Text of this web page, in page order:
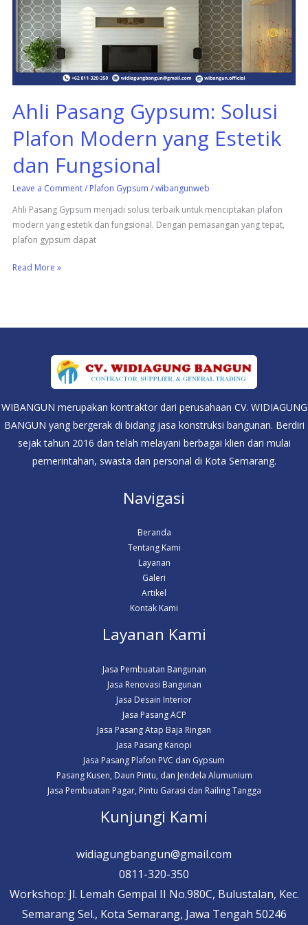
Ahli Pasang Gypsum: Solusi
Plafon Modern yang Estetik
dan Fungsional
Leave a Comment / Plafon Gypsum /wibangunweb
Ahli Pasang Gypsum menjadi solusi terbaik untuk menciptakan plafon
modern yang estetik dan fungsional. Dengan pemasangan yang tepat,
plafon gypsum dapat
Plafon
Modern
yang
Estetik
dan
Read More »
WIBANGUN merupakan kontraktor dari perusahaan CV. WIDIAGUNG
BANGUN yang bergerak di bidang jasa konstruksi bangunan. Berdiri
sejak tahun 2016 dan telah melayani berbagai klien dari mulai
pemerintahan, swasta dan personal di Kota Semarang.
Navigasi
Beranda
Tentang Kami
Layanan
Galeri
Artikel
Kontak Kami
Layanan Kami
Jasa Pembuatan Bangunan
Jasa Renovasi Bangunan
Jasa Desain Interior
Jasa Pasang ACP
Jasa Pasang Atap Baja Ringan
Jasa Pasang Kanopi
Jasa Pasang Plafon PVC dan Gypsum
Pasang Kusen, Daun Pintu, dan Jendela Alumunium
Jasa Pembuatan Pagar, Pintu Garasi dan Railing Tangga
Kunjungi Kami
widiagungbangun@gmail.com
0811-320-350
Workshop: Jl. Lemah Gempal II No.980C, Bulustalan, Kec.
Semarang Sel., Kota Semarang, Jawa Tengah 50246